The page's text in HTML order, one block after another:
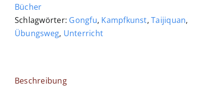
Bücher
Schlagwörter: Gongfu, Kampfkunst,Taijiquan,
Übungsweg, Unterricht
Beschreibung